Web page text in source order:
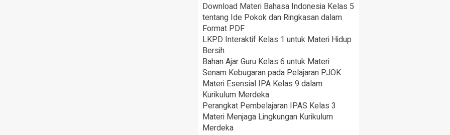
Download Materi Bahasa Indonesia Kelas 5
tentang Ide Pokok dan Ringkasan dalam
Format PDF
LKPD Interaktif Kelas 1 untuk Materi Hidup
Bersih
Bahan Ajar Guru Kelas 6 untuk Materi
Senam Kebugaran pada Pelajaran PJOK
Materi Esensial IPA Kelas 9 dalam
Kurikulum Merdeka
Perangkat Pembelajaran IPAS Kelas 3
Materi Menjaga Lingkungan Kurikulum
Merdeka